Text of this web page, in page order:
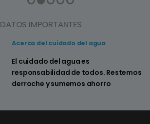
DATOS IMPORTANTES
Acerca del cuidado del agua
El cuidado del agua es
responsabilidad de todos. Restemos
derroche y sumemos ahorro